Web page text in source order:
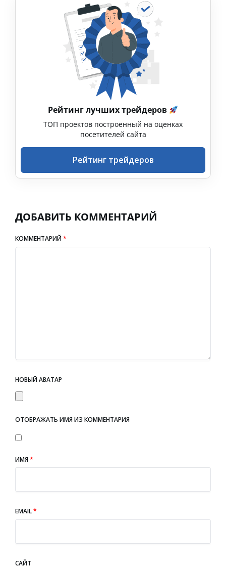
Рейтинг лучших трейдеров
ТОП проектов построенный на оценках
посетителей сайта
Рейтинг трейдеров
ДОБАВИТЬ КОММЕНТАРИЙ
КОММЕНТАРИЙ*
НОВЫЙ АВАТАР
ОТОБРАЖАТЬ ИМЯ ИЗ КОММЕНТАРИЯ
ИМЯ*
EMAIL*
САЙТ